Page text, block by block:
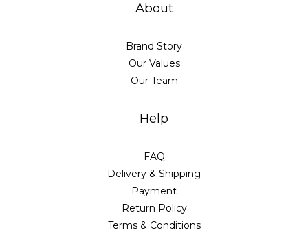
About
Brand Story
Our Values
Our Team
Help
FAQ
Delivery & Shipping
Payment
Return Policy
Terms & Conditions